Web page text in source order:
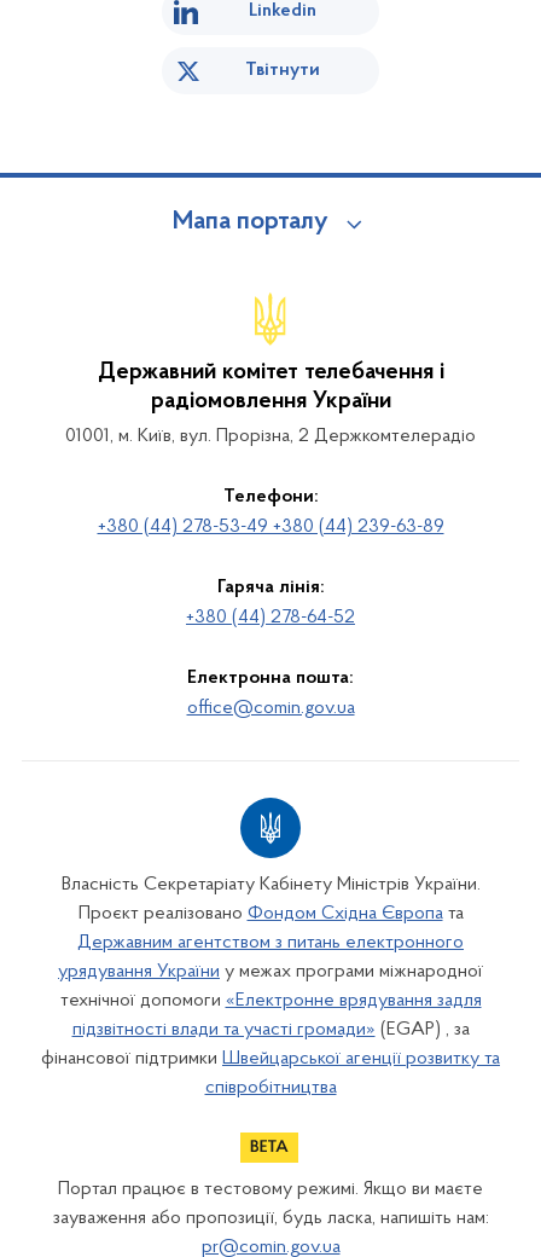
Linkedin
Твітнути
Мапа порталу
Державний комітет телебачення і
радіомовлення України
01001, м. Київ, вул. Прорізна, 2 Держкомтелерадіо
Телефони:
+380 (44) 278-53-49 +380 (44) 239-63-89
Гаряча лінія:
+380 (44) 278-64-52
Електронна пошта:
office@comin.gov.ua
Власність Секретаріату Кабінету Міністрів України.
Проєкт реалізовано Фондом Східна Європата
Державним агентством з питань електронного
урядування України у межах програми міжнародної
технічної допомоги «Електронне врядування задля
підзвітності влади та участі громади» (EGAP) , за
фінансової підтримки Швейцарської агенції розвитку та
співробітництва
Портал працює в тестовому режимі. Якщо ви маєте
зауваження або пропозиції, будь ласка, напишіть нам:
pr@comin.gov.ua